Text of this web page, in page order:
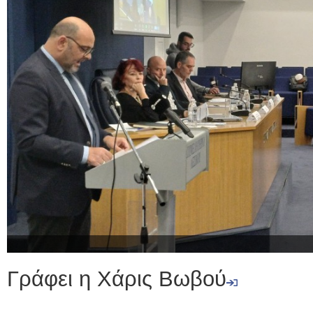
Γράφει η Χάρις Βωβού